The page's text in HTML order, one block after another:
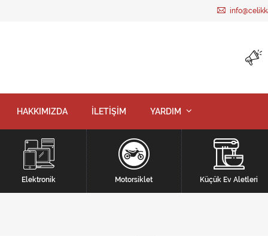
HAKKIMIZDA İLETİŞİM YARDIM
Elektronik Motorsiklet Küçük Ev Aletleri